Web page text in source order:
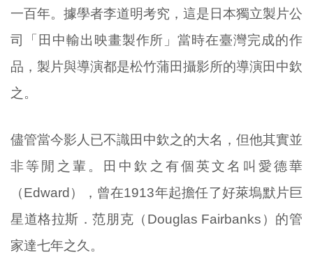
一百年。據學者李道明考究，這是日本獨立製片公
司「田中輸出映畫製作所」當時在臺灣完成的作
品，製片與導演都是松竹蒲田攝影所的導演田中欽
之。
儘管當今影人已不識田中欽之的大名，但他其實並
非等閒之輩。田中欽之有個英文名叫愛德華
（Edward），曾在1913年起擔任了好萊塢默片巨
星道格拉斯．范朋克（Douglas Fairbanks）的管
家達七年之久。